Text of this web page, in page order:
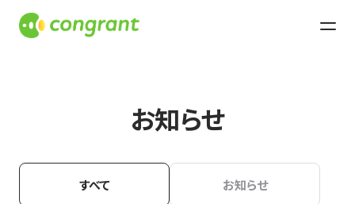
お知らせ
すべて お知らせ